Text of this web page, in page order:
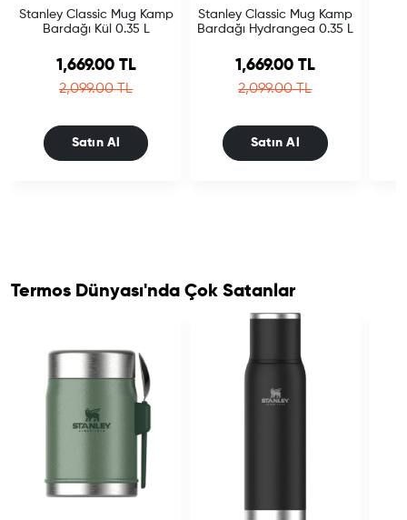
Stanley Classic Mug Kamp
Bardağı Kül 0.35 L
Sale price
1,669.00 TL
Regular price
2,099.00 TL
Satın Al
Stanley Classic Mug Kamp
Bardağı Hydrangea 0.35 L
Sale price
1,669.00 TL
Regular price
2,099.00 TL
Satın Al
Termos Dünyası'nda Çok Satanlar